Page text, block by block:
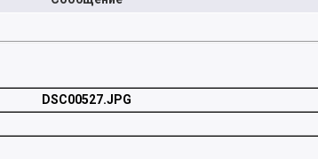
DSC00527.JPG